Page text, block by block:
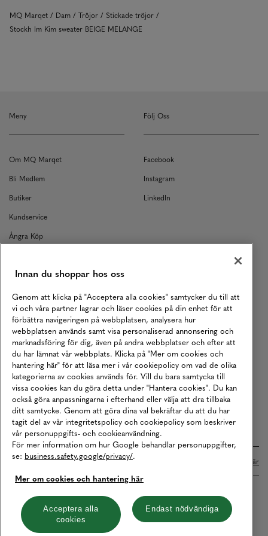
MQ Marqet Dam Tröjor
Stickade tröjor
Stockh lm Kim sweater BEIGE MELANGE
Meny
Om MQ Marqet
Bli Medlem
Butiker
Kundservice
Ångra Köp
Returer
Köpvillkor
Karriär
Vårt Ansvar
Våra Tjänster
Press
Studentrabatt
B2B
Tillgänglighetsredogörelse
Följ Oss
Facebook
Instagram
LinkedIn
Betalningar online sköts i samarbete med Klarna. Läs mer här
Cookies Integritetspolicy
Hantera cookies
Innan du shoppar hos oss
Genom att klicka på "Acceptera alla cookies" samtycker du till att
vi och våra partner lagrar och läser cookies på din enhet för att
förbättra navigeringen på webbplatsen, analysera hur
webbplatsen används samt visa personaliserad annonsering och
marknadsföring för dig, även på andra webbplatser och efter att
du har lämnat vår webbplats. Klicka på "Mer om cookies och
hantering här" för att läsa mer i vår cookiepolicy om vad de olika
kategorierna av cookies används för. Vill du bara samtycka till
vissa cookies kan du göra detta under "Hantera cookies". Du kan
också göra anpassningarna i efterhand eller välja att dra tillbaka
ditt samtycke. Genom att göra dina val bekräftar du att du har
tagit del av vår integritetspolicy och cookiepolicy som beskriver
vår personuppgifts- och cookieanvändning.
För mer information om hur Google behandlar personuppgifter,
se: business.safety.google/privacy/.
Mer om cookies och hantering här
Acceptera alla
cookies
Endast nödvändiga